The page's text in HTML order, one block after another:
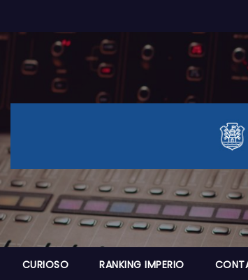
CURIOSO RANKING IMPERIO